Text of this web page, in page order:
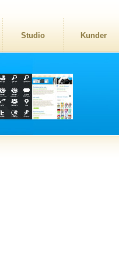
Studio Kunder